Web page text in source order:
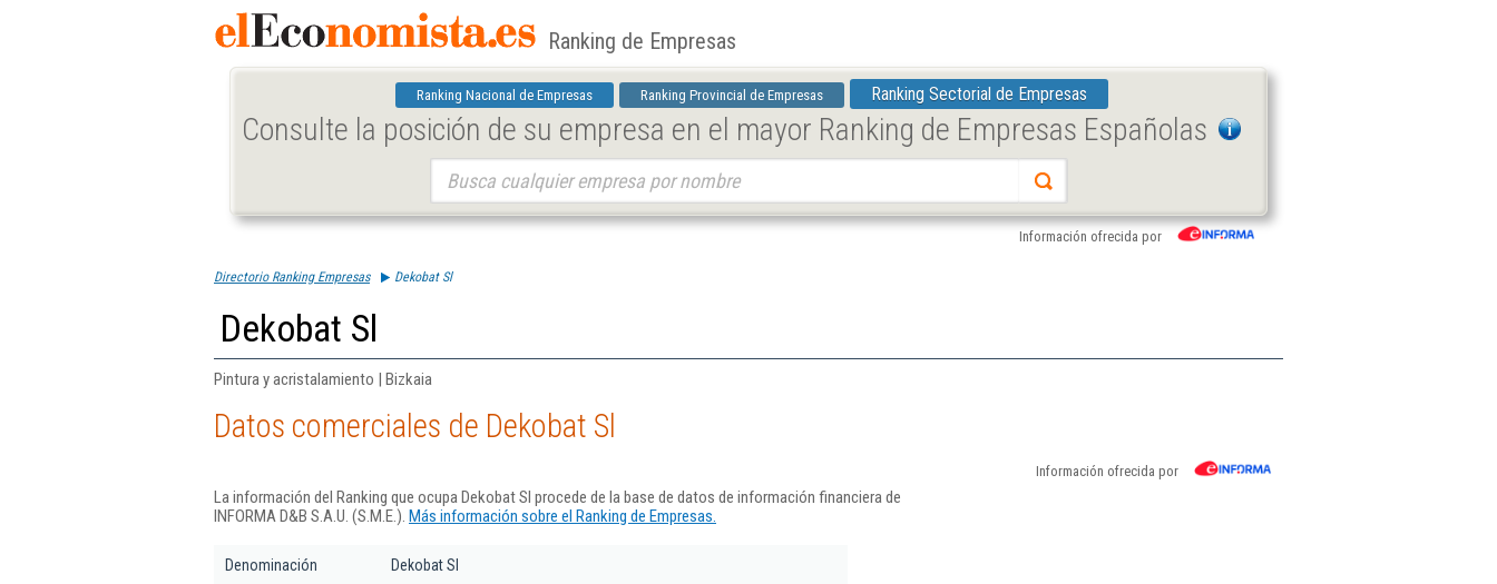
Ranking de Empresas
Ranking Nacional de Empresas Ranking Provincial de Empresas Ranking Sectorial de Empresas
Consulte la posición de su empresa en el mayor Ranking de Empresas Españolas
Información ofrecida por
Directorio Ranking Empresas Dekobat Sl
Dekobat Sl
Pintura y acristalamiento | Bizkaia
Datos comerciales de Dekobat Sl
Información ofrecida por
La información del Ranking que ocupa Dekobat Sl procede de la base de datos de información financiera de
INFORMA D&B S.A.U. (S.M.E.). Más información sobre el Ranking de Empresas.
Denominación Dekobat Sl